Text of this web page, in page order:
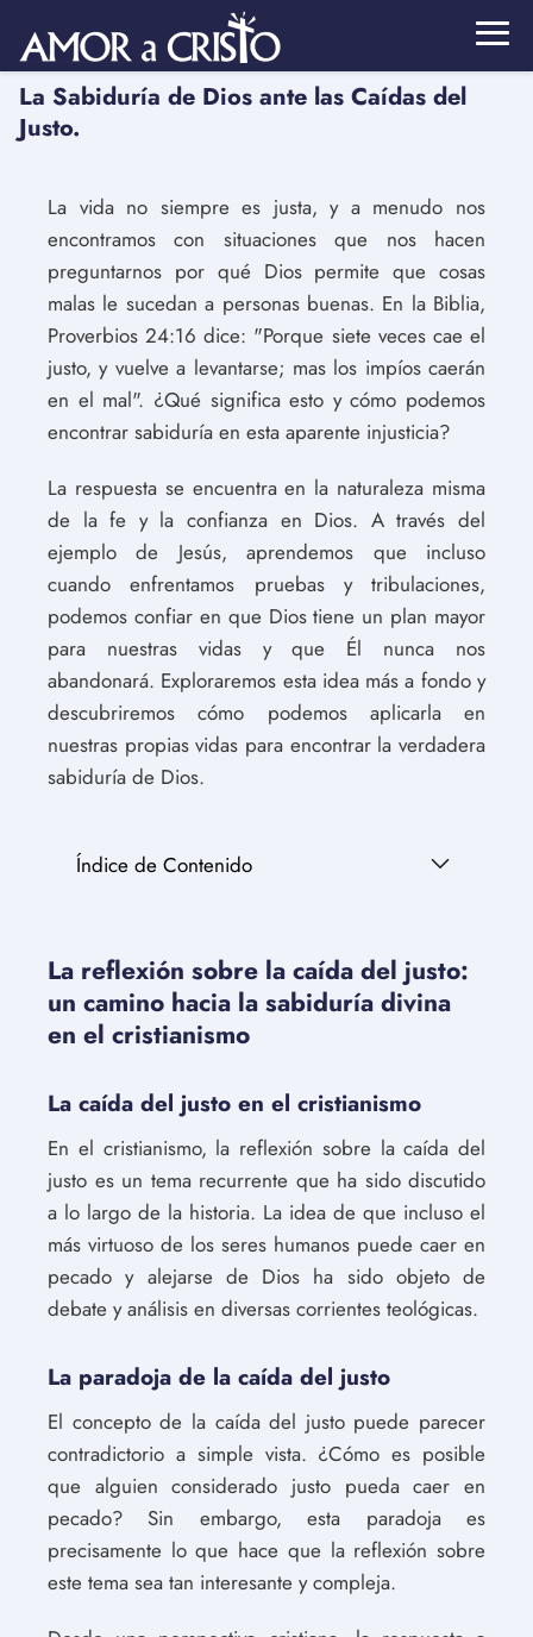
La Sabiduría de Dios ante las Caídas del
Justo.
La vida no siempre es justa, y a menudo nos
encontramos con situaciones que nos hacen
preguntarnos por qué Dios permite que cosas
malas le sucedan a personas buenas. En la Biblia,
Proverbios 24:16 dice: "Porque siete veces cae el
justo, y vuelve a levantarse; mas los impíos caerán
en el mal". ¿Qué significa esto y cómo podemos
encontrar sabiduría en esta aparente injusticia?
La respuesta se encuentra en la naturaleza misma
de la fe y la confianza en Dios. A través del
ejemplo de Jesús, aprendemos que incluso
cuando enfrentamos pruebas y tribulaciones,
podemos confiar en que Dios tiene un plan mayor
para nuestras vidas y que Él nunca nos
abandonará. Exploraremos esta idea más a fondo y
descubriremos cómo podemos aplicarla en
nuestras propias vidas para encontrar la verdadera
sabiduría de Dios.
Índice de Contenido
La reflexión sobre la caída del justo:
un camino hacia la sabiduría divina
en el cristianismo
La caída del justo en el cristianismo
En el cristianismo, la reflexión sobre la caída del
justo es un tema recurrente que ha sido discutido
a lo largo de la historia. La idea de que incluso el
más virtuoso de los seres humanos puede caer en
pecado y alejarse de Dios ha sido objeto de
debate y análisis en diversas corrientes teológicas.
La paradoja de la caída del justo
El concepto de la caída del justo puede parecer
contradictorio a simple vista. ¿Cómo es posible
que alguien considerado justo pueda caer en
pecado? Sin embargo, esta paradoja es
precisamente lo que hace que la reflexión sobre
este tema sea tan interesante y compleja.